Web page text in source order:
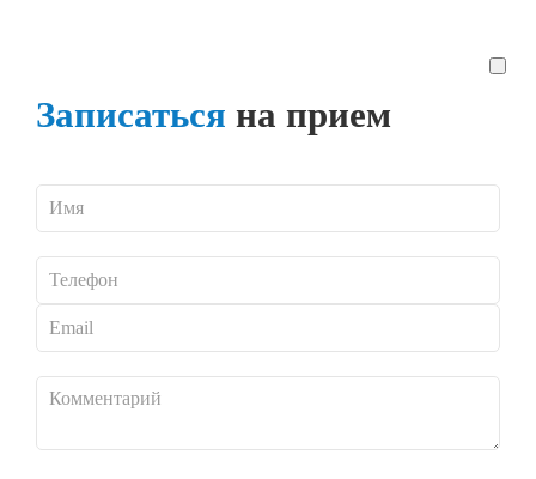
Записаться на прием